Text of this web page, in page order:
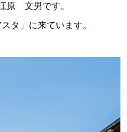
原 文男です。
タ」に来ています。